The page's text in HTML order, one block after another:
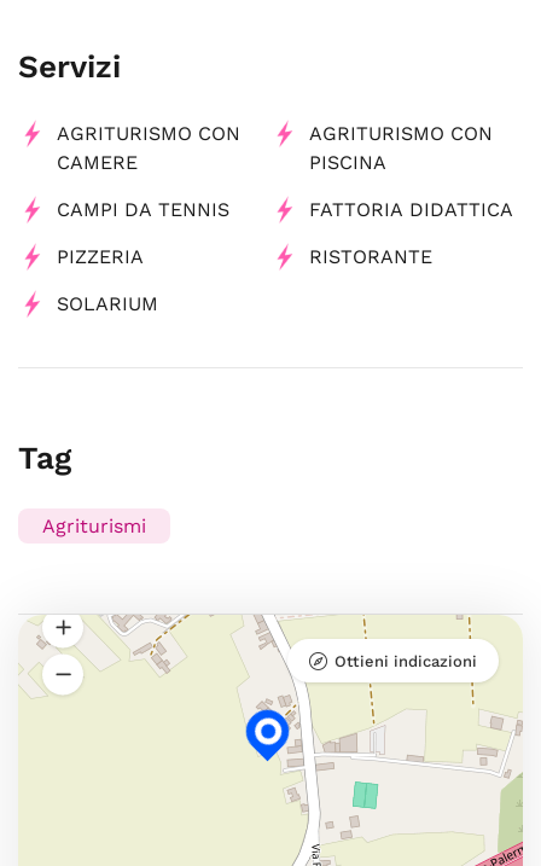
Servizi
AGRITURISMO CON
CAMERE
AGRITURISMO CON
PISCINA
CAMPI DA TENNIS FATTORIA DIDATTICA
PIZZERIA RISTORANTE
SOLARIUM
Tag
Agriturismi
Ottieni indicazioni